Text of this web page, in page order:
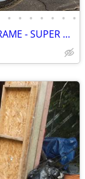
• • • • • • •
2004 HARLY DAVIDSON VROD BLACK FRAME - SUPER CLEAN